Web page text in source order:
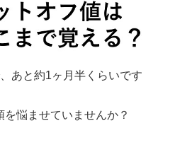
あと約1ヶ月半くらいです
悩ませていませんか？